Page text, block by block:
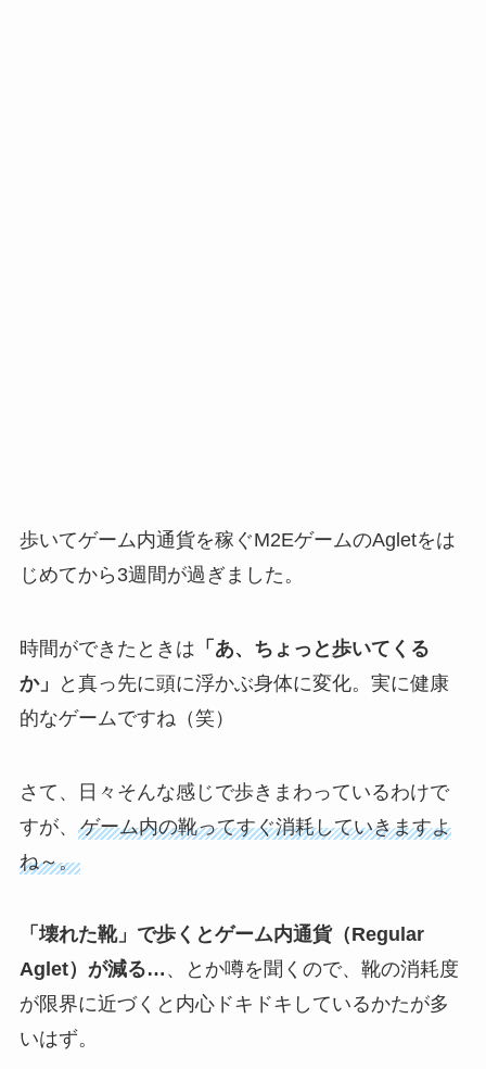
歩いてゲーム内通貨を稼ぐM2EゲームのAgletをは
じめてから3週間が過ぎました。
時間ができたときは 「あ、ちょっと歩いてくる
か」
と真っ先に頭に浮かぶ身体に変化。実に健康
的なゲームですね（笑）
さて、日々そんな感じで歩きまわっているわけで
すが、 ゲーム内の靴ってすぐ消耗していきますよ
ね～。
「壊れた靴」で歩くとゲーム内通貨（Regular
Aglet）が減る… 、とか噂を聞くので、靴の消耗度
が限界に近づくと内心ドキドキしているかたが多
いはず。